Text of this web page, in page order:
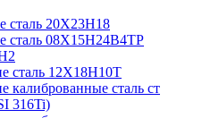
сталь 20Х23Н18
сталь 08Х15Н24В4ТР
сталь 12Х18Н10Т
калиброванные сталь ст
316Ti)